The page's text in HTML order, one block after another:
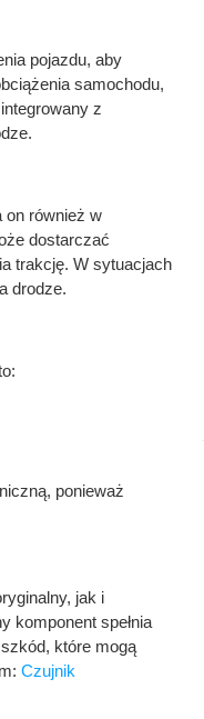
pojazdu, aby
samochodu,
z
on również w
dostarczać
trakcję. W sytuacjach
drodze.
ponieważ
jak i
komponent spełnia
które mogą
Czujnik